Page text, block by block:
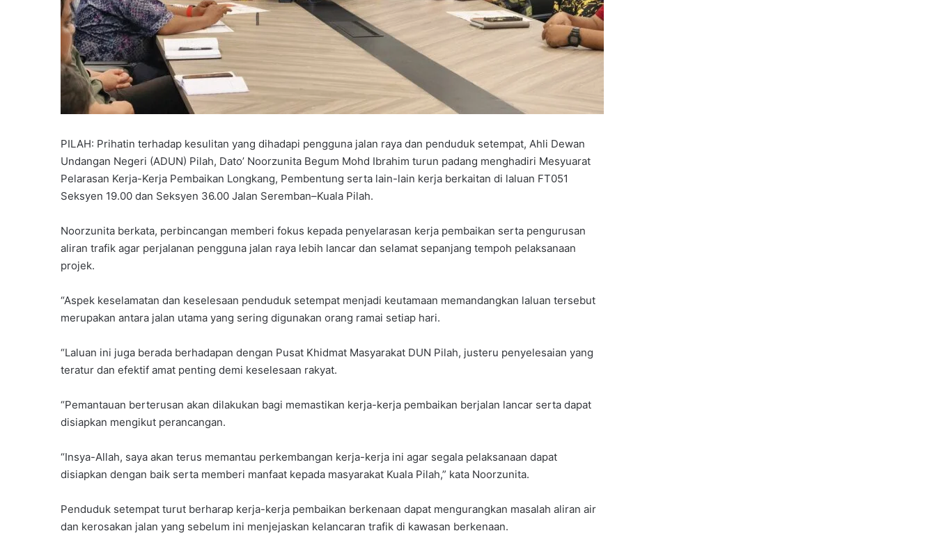
PILAH: Prihatin terhadap kesulitan yang dihadapi pengguna jalan raya dan penduduk setempat, Ahli Dewan
Undangan Negeri (ADUN) Pilah, Dato’ Noorzunita Begum Mohd Ibrahim turun padang menghadiri Mesyuarat
Pelarasan Kerja-Kerja Pembaikan Longkang, Pembentung serta lain-lain kerja berkaitan di laluan FT051
Seksyen 19.00 dan Seksyen 36.00 Jalan Seremban–Kuala Pilah.
Noorzunita berkata, perbincangan memberi fokus kepada penyelarasan kerja pembaikan serta pengurusan
aliran trafik agar perjalanan pengguna jalan raya lebih lancar dan selamat sepanjang tempoh pelaksanaan
projek.
“Aspek keselamatan dan keselesaan penduduk setempat menjadi keutamaan memandangkan laluan tersebut
merupakan antara jalan utama yang sering digunakan orang ramai setiap hari.
“Laluan ini juga berada berhadapan dengan Pusat Khidmat Masyarakat DUN Pilah, justeru penyelesaian yang
teratur dan efektif amat penting demi keselesaan rakyat.
“Pemantauan berterusan akan dilakukan bagi memastikan kerja-kerja pembaikan berjalan lancar serta dapat
disiapkan mengikut perancangan.
“Insya-Allah, saya akan terus memantau perkembangan kerja-kerja ini agar segala pelaksanaan dapat
disiapkan dengan baik serta memberi manfaat kepada masyarakat Kuala Pilah,” kata Noorzunita.
Penduduk setempat turut berharap kerja-kerja pembaikan berkenaan dapat mengurangkan masalah aliran air
dan kerosakan jalan yang sebelum ini menjejaskan kelancaran trafik di kawasan berkenaan.